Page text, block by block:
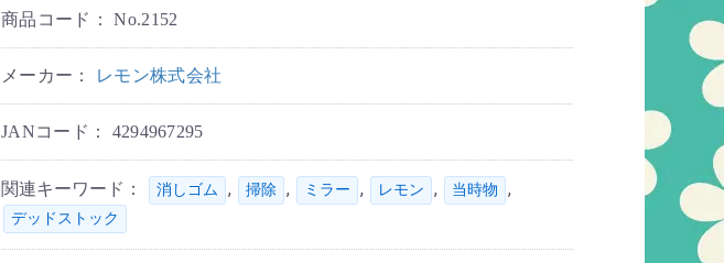
商品コード：No.2152
メーカー： レモン株式会社
JANコード： 4294967295
関連キーワード： 消しゴム , 掃除 , ミラー , レモン , 当時物 ,
デッドストック